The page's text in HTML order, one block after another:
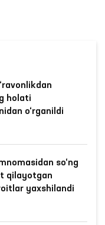
holati
o‘rganildi
so‘ng
qilayotgan
yaxshilandi